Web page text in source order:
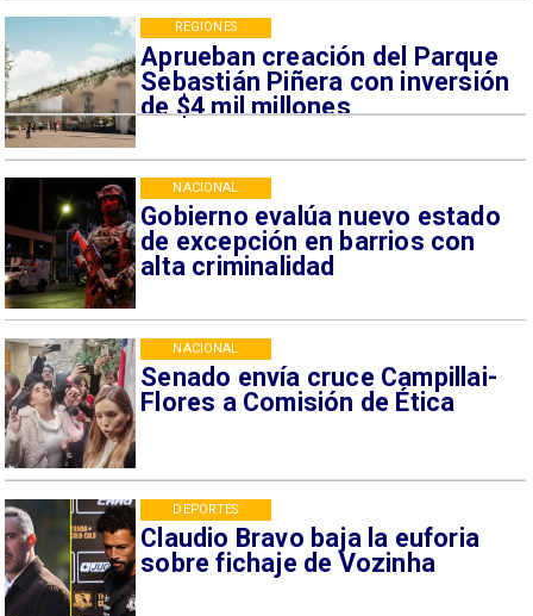
Aprueban creación del Parque
Sebastián Piñera con inversión
de $4 mil millones
REGIONES
Gobierno evalúa nuevo estado
de excepción en barrios con
alta criminalidad
NACIONAL
Senado envía cruce Campillai-
Flores a Comisión de Ética
NACIONAL
Claudio Bravo baja la euforia
sobre fichaje de Vozinha
DEPORTES